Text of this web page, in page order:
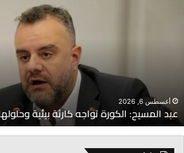
أغسطس 6, 2026
المسيح: الكورة تواجه كارثة بيئية وحلولها